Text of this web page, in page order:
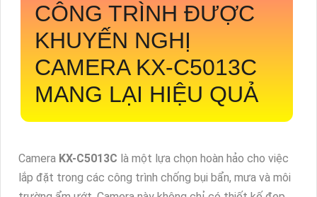
CÔNG TRÌNH ĐƯỢC
KHUYẾN NGHỊ
CAMERA KX-C5013C
MANG LẠI HIỆU QUẢ
Camera KX-C5013C là một lựa chọn hoàn hảo cho việc
lắp đặt trong các công trình chống bụi bẩn, mưa và môi